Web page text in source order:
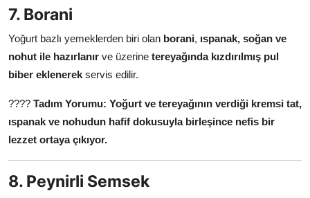
7. Borani
Yoğurt bazlı yemeklerden biri olan borani, ıspanak, soğan ve
nohut ile hazırlanır ve üzerine tereyağında kızdırılmış pul
biber eklenerek servis edilir.
???? Tadım Yorumu: Yoğurt ve tereyağının verdiği kremsi tat,
ıspanak ve nohudun hafif dokusuyla birleşince nefis bir
lezzet ortaya çıkıyor.
8. Peynirli Semsek